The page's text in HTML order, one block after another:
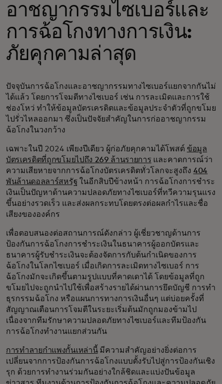
อาชญากรรมไซเบอร์และ
การฉ้อโกงทางการเงิน:
ภัยคุกคามล่าสุด
ปัจจุบันการฉ้อโกงและอาชญากรรมทางไซเบอร์แยกจากกันไม่
ได้แล้ว โดยการโจมตีทางไซเบอร์ เช่น การละเมิดและการใช้
ช่องโหว่ ทำให้ข้อมูลบัตรเครดิตและข้อมูลประจำตัวที่ถูกขโมย
ไปรั่วไหลออกมา ซึ่งเป็นปัจจัยสำคัญในการก่ออาชญากรรม
ฉ้อโกงในวงกว้าง
เฉพาะในปี 2024 เพียงปีเดียว ผู้ก่อภัยคุกคามได้โพสต์ ข้อมูล
บัตรเครดิตที่ถูกขโมยไปถึง 269 ล้านรายการ และคาดการณ์ว่า
ความเสียหายจากการฉ้อโกงบัตรเครดิตทั่วโลกจะสูงถึง 404
พันล้านดอลลาร์สหรัฐ ในอีกสิบปีข้างหน้า การฉ้อโกงการชำระ
เงินเป็นปัญหาด้านความปลอดภัยทางไซเบอร์ที่ทวีความรุนแรง
ขึ้นอย่างรวดเร็ว และส่งผลกระทบโดยตรงต่อผลกำไรและชื่อ
เสียงขององค์กร
เพื่อตอบสนองต่อสถานการณ์ดังกล่าว ผู้เชี่ยวชาญด้านการ
ป้องกันการฉ้อโกงการชำระเงินในธนาคารผู้ออกบัตรและ
ธนาคารผู้รับชำระเงินจะต้องจัดการกับต้นกำเนิดของการ
ฉ้อโกงในโลกไซเบอร์ เมื่อเกิดการละเมิดทางไซเบอร์ การ
ฉ้อโกงมักจะเกิดขึ้นตามรูปแบบที่คาดเดาได้ โดยข้อมูลที่ถูก
ขโมยไปจะถูกนำไปใช้เพื่อสร้างรายได้ผ่านการยึดบัญชี การทำ
ธุรกรรมฉ้อโกง หรือแผนการทางการเงินอื่นๆ แต่บ่อยครั้งที่
สัญญาณเตือนการโจมตีในระยะเริ่มต้นมักถูกมองข้ามไป
เนื่องจากทีมรักษาความปลอดภัยทางไซเบอร์และทีมป้องกัน
การฉ้อโกงทำงานแยกส่วนกัน
การทำลายกำแพงกั้นเหล่านี้มีความสำคัญอย่างยิ่งต่อการ
เปลี่ยนจากการป้องกันการฉ้อโกงแบบตั้งรับไปสู่การป้องกันเชิง
รุก ด้วยการทำงานร่วมกันอย่างใกล้ชิดและแบ่งปันข้อมูล